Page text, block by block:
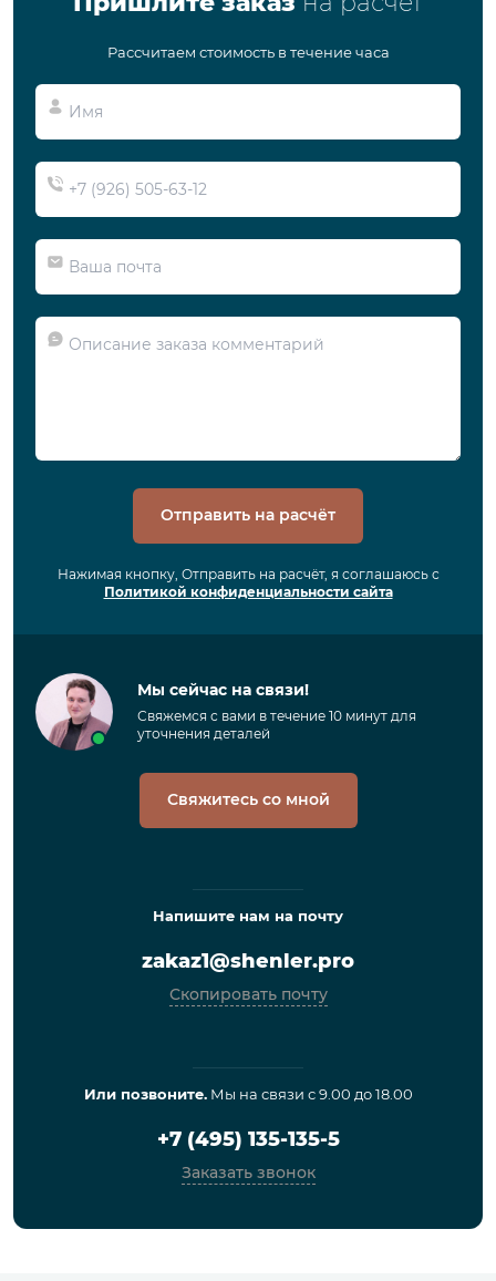
Рассчитаем стоимость в течение часа
Отправить на расчёт
Нажимая кнопку, Отправить на расчёт, я соглашаюсь с
Политикой конфиденциальности сайта
Мы сейчас на связи!
Свяжемся с вами в течение 10 минут для
уточнения деталей
Свяжитесь со мной
Напишите нам на почту
zakaz1@shenler.pro
Скопировать почту
Или позвоните.Мы на связи с 9.00 до 18.00
+7 (495) 135-135-5
Заказать звонок